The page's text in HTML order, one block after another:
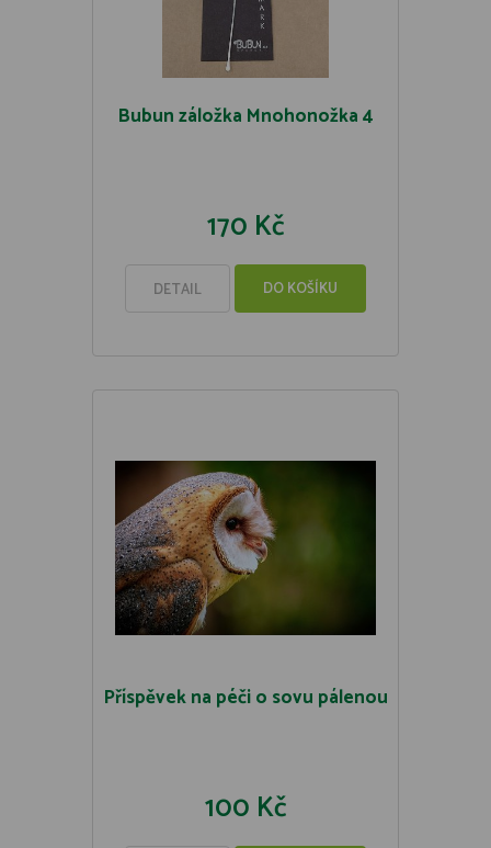
Bubun záložka Mnohonožka 4
170 Kč
DETAIL DO KOŠÍKU
Příspěvek na péči o sovu pálenou
100 Kč